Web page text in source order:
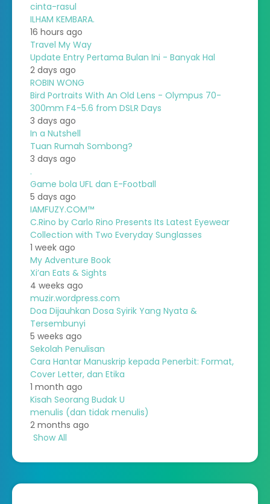
cinta-rasul
ILHAM KEMBARA.
16 hours ago
Travel My Way
Update Entry Pertama Bulan Ini - Banyak Hal
2 days ago
ROBIN WONG
Bird Portraits With An Old Lens - Olympus 70-
300mm F4-5.6 from DSLR Days
3 days ago
In a Nutshell
Tuan Rumah Sombong?
3 days ago
.
Game bola UFL dan E-Football
5 days ago
IAMFUZY.COM™
C.Rino by Carlo Rino Presents Its Latest Eyewear
Collection with Two Everyday Sunglasses
1 week ago
My Adventure Book
Xi’an Eats & Sights
4 weeks ago
muzir.wordpress.com
Doa Dijauhkan Dosa Syirik Yang Nyata &
Tersembunyi
5 weeks ago
Sekolah Penulisan
Cara Hantar Manuskrip kepada Penerbit: Format,
Cover Letter, dan Etika
1 month ago
Kisah Seorang Budak U
menulis (dan tidak menulis)
2 months ago
Show All